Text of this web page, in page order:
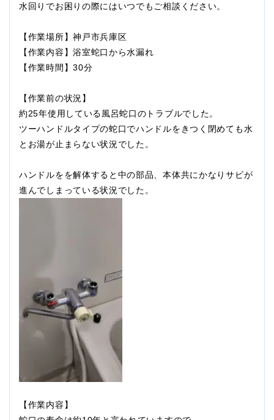
水回りでお困りの際にはいつでもご相談ください。
【作業場所】神戸市兵庫区
【作業内容】浴室蛇口から水漏れ
【作業時間】30分
【作業前の状況】
約25年使用している風呂蛇口のトラブルでした。
ツーハンドルタイプの蛇口でハンドルをきつく閉めても水
とお湯が止まらない状況でした。
ハンドルをを解体すると中の部品、本体共にかなりサビが
進んでしまっている状況でした。
【作業内容】